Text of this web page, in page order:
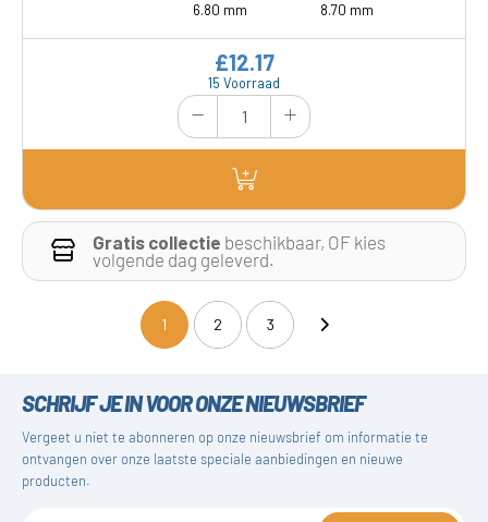
6.80 mm
8.70 mm
15 Voorraad
£12.17
Gratis collectie beschikbaar, OF kies
volgende dag geleverd.
1(current)2 3
SCHRIJF JE IN VOOR ONZE NIEUWSBRIEF
Vergeet u niet te abonneren op onze nieuwsbrief om informatie te
ontvangen over onze laatste speciale aanbiedingen en nieuwe
producten.